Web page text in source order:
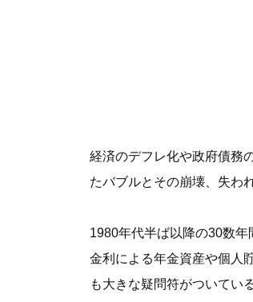
経済のデフレ化や政府債務
たバブルとその崩壊、失わ
1980年代半ば以降の30数
金利による年金資産や個人
も大きな疑問符がついてい